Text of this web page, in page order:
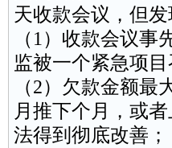
天收款会议，但发
（1）收款会议
监被一个紧急项目
（2）欠款金额
月推下个月，或
法得到彻底改善；